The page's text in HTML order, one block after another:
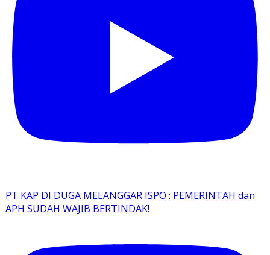
PT KAP DI DUGA MELANGGAR ISPO : PEMERINTAH dan
APH SUDAH WAJIB BERTINDAK!